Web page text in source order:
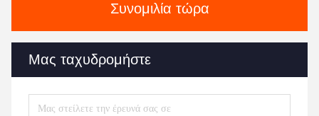
Συνομιλία τώρα
Μας ταχυδρομήστε